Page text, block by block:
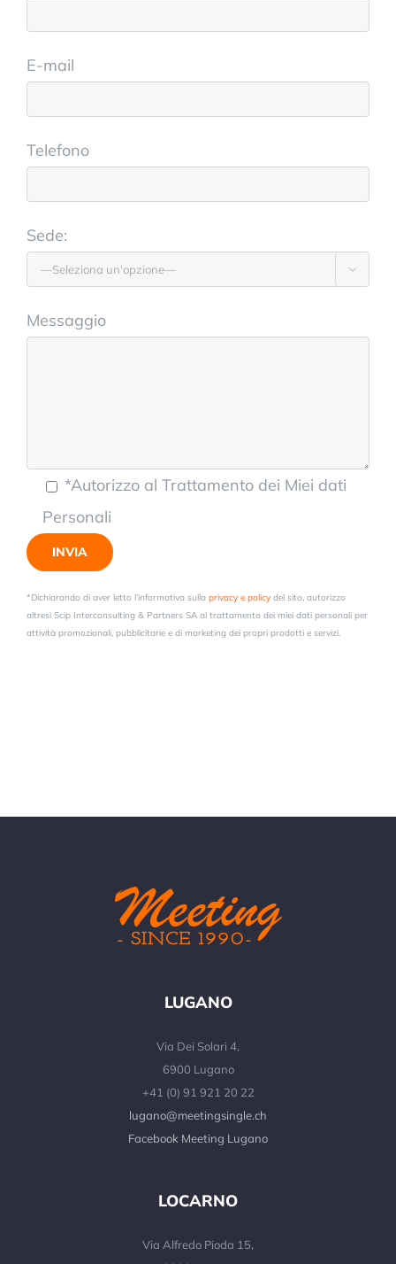
E-mail
Telefono
Sede:

Messaggio
*Autorizzo al Trattamento dei Miei dati
Personali
*Dichiarando di aver letto l’informativa sulla privacy e policy del sito, autorizzo
altresì Scip Interconsulting & Partners SA al trattamento dei miei dati personali per
attività promozionali, pubblicitarie e di marketing dei propri prodotti e servizi.
LUGANO
Via Dei Solari 4,
6900 Lugano
+41 (0) 91 921 20 22
lugano@meetingsingle.ch
Facebook Meeting Lugano
LOCARNO
Via Alfredo Pioda 15,